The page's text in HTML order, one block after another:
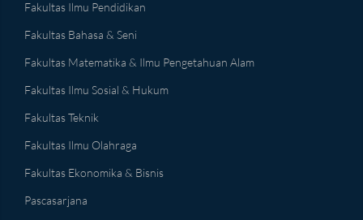
Fakultas Ilmu Pendidikan
Fakultas Bahasa & Seni
Fakultas Matematika & Ilmu Pengetahuan Alam
Fakultas Ilmu Sosial & Hukum
Fakultas Teknik
Fakultas Ilmu Olahraga
Fakultas Ekonomika & Bisnis
Pascasarjana